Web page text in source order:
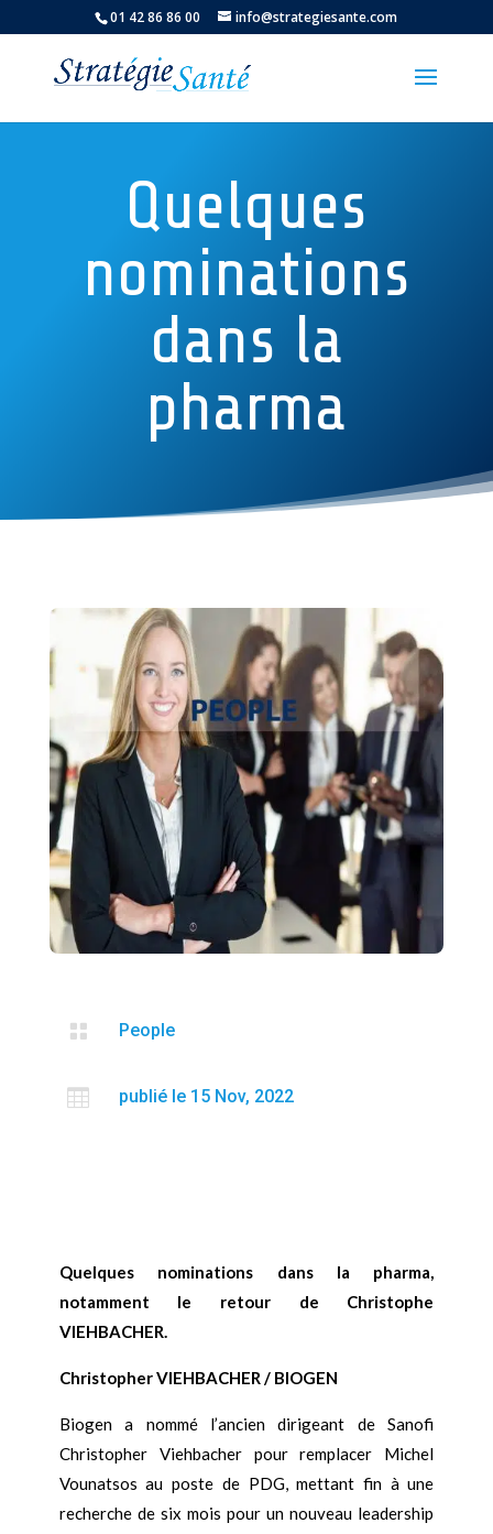
01 42 86 86 00 info@strategiesante.com
Quelques
nominations
dans la
pharma
 People
 publié le 15 Nov, 2022
Quelques nominations dans la pharma,
notamment le retour de Christophe
VIEHBACHER.
Christopher VIEHBACHER / BIOGEN
Biogen a nommé l’ancien dirigeant de Sanofi
Christopher Viehbacher pour remplacer Michel
Vounatsos au poste de PDG, mettant fin à une
recherche de six mois pour un nouveau leadership